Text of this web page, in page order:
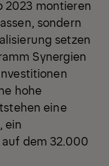
2023 montieren
sondern
setzen
Synergien
hohe
eine
ein
dem 32.000